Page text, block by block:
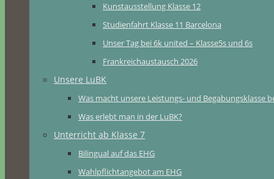
Kunstausstellung Klasse 12
Studienfahrt Klasse 11 Barcelona
Unser Tag bei 6k united – Klasse5s und 6s
Frankreichaustausch 2026
Unsere LuBK
Was macht unsere Leistungs- und Begabungsklasse
Was erlebt man in der LuBK?
Unterricht ab Klasse 7
Bilingual auf das EHG
Wahlpflichtangebot am EHG